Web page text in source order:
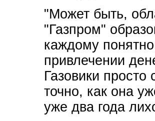
"Может быть,
"Газпром"
каждому
привлечении
Газовики просто
точно, как она
уже два года